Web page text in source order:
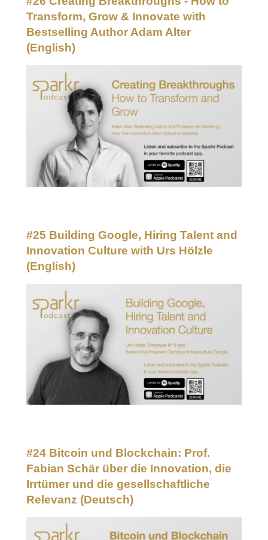
Transform, Grow & Innovate with
Bestselling Author Adam Alter
(English)
#25 Building Google, Hiring Talent and
Innovation Culture with Urs Hölzle
(English)
#24 Bitcoin und Blockchain: Prof.
Fabian Schär über die Innovation, die
Irrtümer und die gesellschaftliche
Relevanz (Deutsch)